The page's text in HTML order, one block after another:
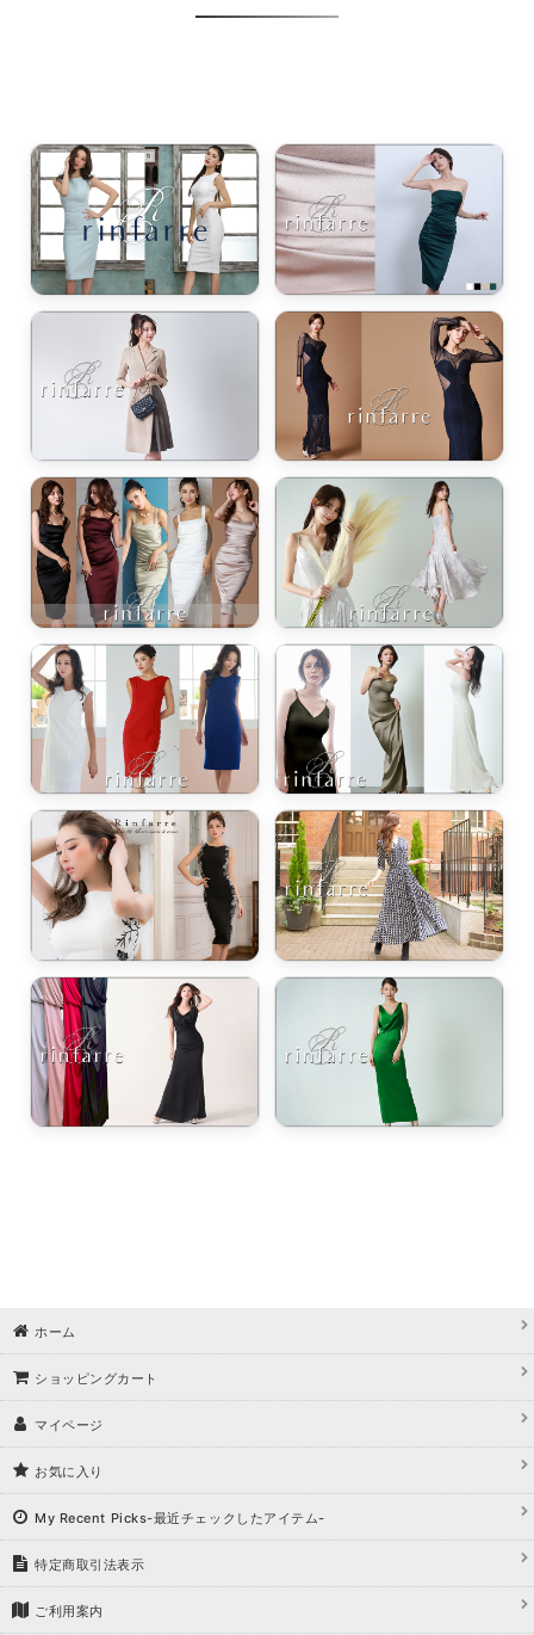
ホーム
ショッピングカート
マイページ
お気に入り
My Recent Picks-最近チェックしたアイテム-
特定商取引法表示
ご利用案内